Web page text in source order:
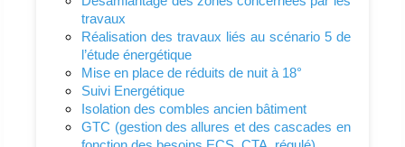
travaux
Réalisation des travaux liés au scénario 5 de
l’étude énergétique
Mise en place de réduits de nuit à 18°
Suivi Energétique
Isolation des combles ancien bâtiment
GTC (gestion des allures et des cascades en